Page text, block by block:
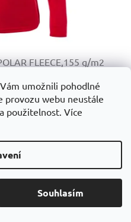
umožnili pohodlné
provozu webu neustále
použitelnost. Více
Souhlasím
FLEECE,155 g/m2
Skladem
Kód:M5922914-10-S